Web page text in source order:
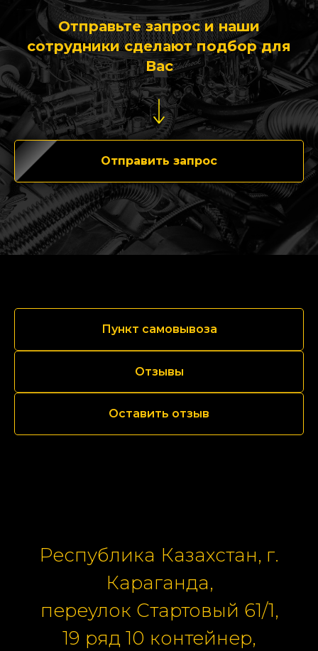
Отправьте запрос и наши
сотрудники сделают подбор для
Вас
Отправить запрос
Пункт самовывоза
Отзывы
Оставить отзыв
Республика Казахстан, г.
Караганда,
переулок Стартовый 61/1,
19 ряд 10 контейнер,